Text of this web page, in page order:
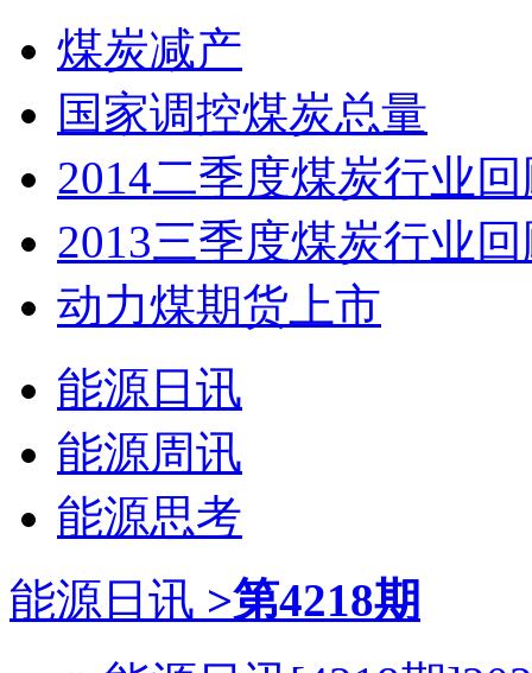
煤炭减产
国家调控煤炭总量
2014二季度煤炭行业
2013三季度煤炭行业
动力煤期货上市
能源日讯
能源周讯
能源思考
能源日讯 >第4218期